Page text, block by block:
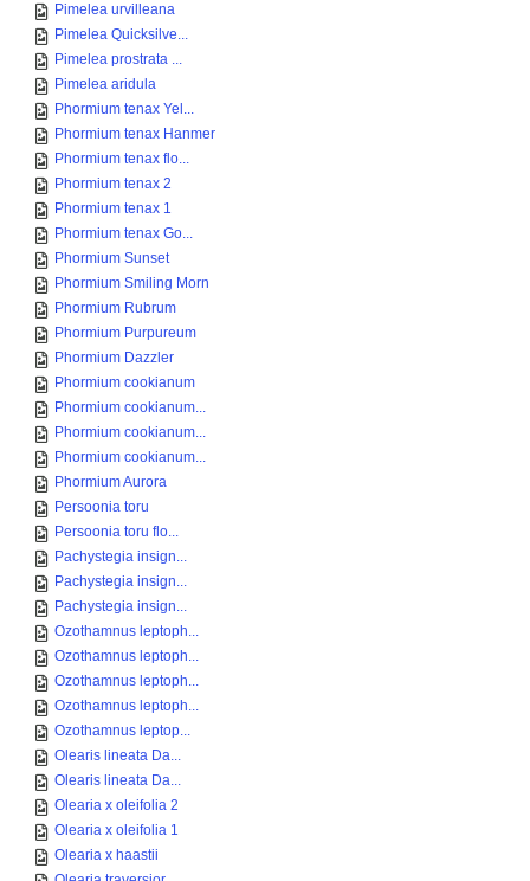
Pimelea urvilleana
Pimelea Quicksilve...
Pimelea prostrata ...
Pimelea aridula
Phormium tenax Yel...
Phormium tenax Hanmer
Phormium tenax flo...
Phormium tenax 2
Phormium tenax 1
Phormium tenax Go...
Phormium Sunset
Phormium Smiling Morn
Phormium Rubrum
Phormium Purpureum
Phormium Dazzler
Phormium cookianum
Phormium cookianum...
Phormium cookianum...
Phormium cookianum...
Phormium Aurora
Persoonia toru
Persoonia toru flo...
Pachystegia insign...
Pachystegia insign...
Pachystegia insign...
Ozothamnus leptoph...
Ozothamnus leptoph...
Ozothamnus leptoph...
Ozothamnus leptoph...
Ozothamnus leptop...
Olearis lineata Da...
Olearis lineata Da...
Olearia x oleifolia 2
Olearia x oleifolia 1
Olearia x haastii